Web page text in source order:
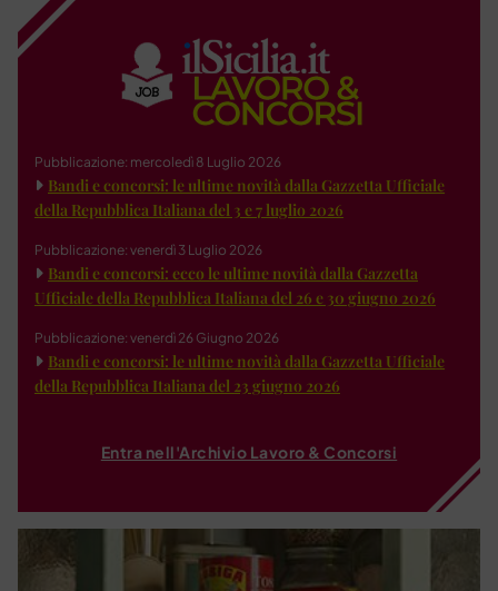
Pubblicazione: mercoledì 8 Luglio 2026
Bandi e concorsi: le ultime novità dalla Gazzetta Ufficiale
della Repubblica Italiana del 3 e 7 luglio 2026
Pubblicazione: venerdì 3 Luglio 2026
Bandi e concorsi: ecco le ultime novità dalla Gazzetta
Ufficiale della Repubblica Italiana del 26 e 30 giugno 2026
Pubblicazione: venerdì 26 Giugno 2026
Bandi e concorsi: le ultime novità dalla Gazzetta Ufficiale
della Repubblica Italiana del 23 giugno 2026
Entra nell'Archivio Lavoro & Concorsi